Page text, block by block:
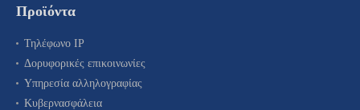
Προϊόντα
Τηλέφωνο IP
Δορυφορικές επικοινωνίες
Υπηρεσία αλληλογραφίας
Κυβερνασφάλεια